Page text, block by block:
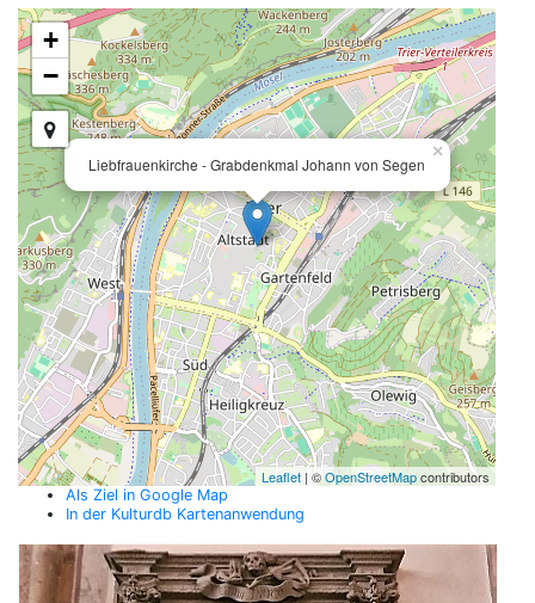
Liebfrauenkirche - Grabdenkmal Johann von Segen
×
+
−
Leaflet| ©OpenStreetMapcontributors
Als Ziel in Google Map
In der Kulturdb Kartenanwendung